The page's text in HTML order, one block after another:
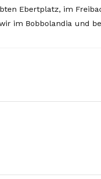
Ebertplatz, im
im Bobbolandia und